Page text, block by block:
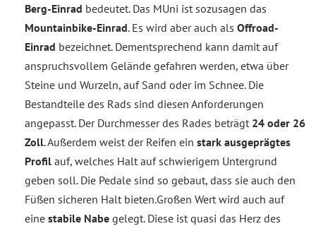
Berg-Einrad bedeutet. Das MUni ist sozusagen das
Mountainbike-Einrad. Es wird aber auch als Offroad-
Einrad bezeichnet. Dementsprechend kann damit auf
anspruchsvollem Gelände gefahren werden, etwa über
Steine und Wurzeln, auf Sand oder im Schnee. Die
Bestandteile des Rads sind diesen Anforderungen
angepasst. Der Durchmesser des Rades beträgt 24 oder 26
Zoll. Außerdem weist der Reifen ein stark ausgeprägtes
Profil auf, welches Halt auf schwierigem Untergrund
geben soll. Die Pedale sind so gebaut, dass sie auch den
Füßen sicheren Halt bieten.Großen Wert wird auch auf
eine stabile Nabe gelegt. Diese ist quasi das Herz des